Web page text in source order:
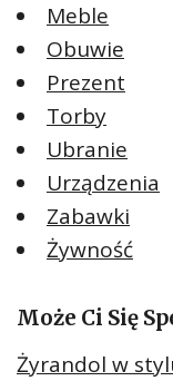
Meble
Obuwie
Prezent
Torby
Ubranie
Urządzenia
Zabawki
Żywność
Może Ci Się
Żyrandol w